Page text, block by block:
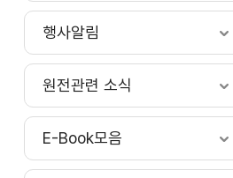
행사알림
원전관련 소식
E-Book모음